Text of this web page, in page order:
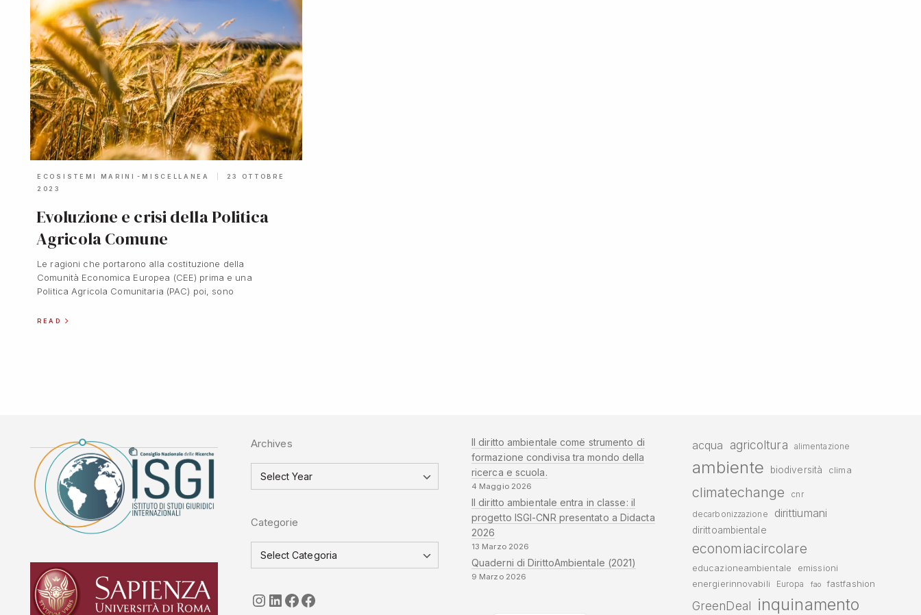
ECOSISTEMI MARINI - MISCELLANEA
23 OTTOBRE
2023
Evoluzione e crisi della Politica
Agricola Comune
Le ragioni che portarono alla costituzione della
Comunità Economica Europea (CEE) prima e una
Politica Agricola Comunitaria (PAC) poi, sono
READ
Archives
Categorie
seguici
LinkedIn
ISGI-CNRSapienza
Il diritto ambientale come strumento di
formazione condivisa tra mondo della
ricerca e scuola.
4 Maggio 2026
Il diritto ambientale entra in classe: il
progetto ISGI-CNR presentato a Didacta
2026
13 Marzo 2026
Quaderni di DirittoAmbientale (2021)
9 Marzo 2026
acqua agricoltura alimentazione
ambiente biodiversità clima
climatechange cnr
decarbonizzazione dirittiumani
dirittoambientale
economiacircolare
educazioneambientale
emissioni
energierinnovabili
Europa fao fastfashion
GreenDeal inquinamento